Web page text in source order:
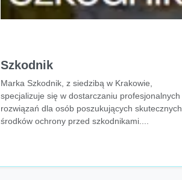
Szkodnik
Marka Szkodnik, z siedzibą w Krakowie,
specjalizuje się w dostarczaniu profesjonalnych
rozwiązań dla osób poszukujących skutecznych
środków ochrony przed szkodnikami....